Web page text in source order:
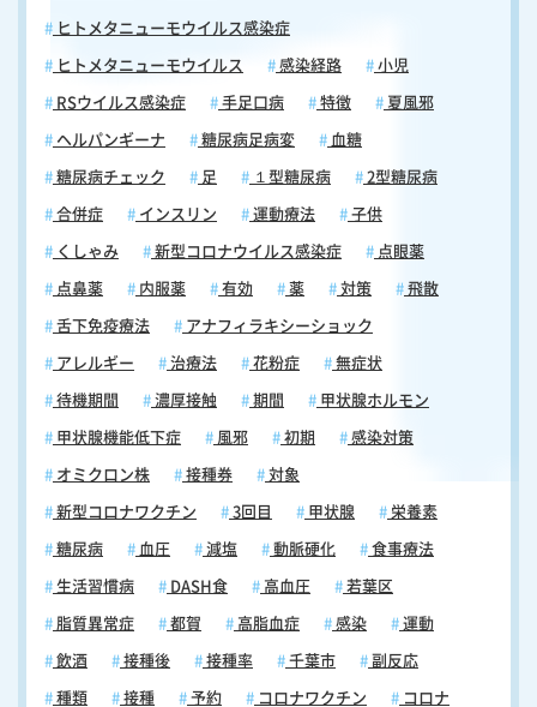
ヒトメタニューモウイルス感染症
ヒトメタニューモウイルス 感染経路 小児
RSウイルス感染症 手足口病 特徴 夏風邪
ヘルパンギーナ 糖尿病足病変 血糖
糖尿病チェック 足 １型糖尿病 2型糖尿病
合併症 インスリン 運動療法 子供
くしゃみ 新型コロナウイルス感染症 点眼薬
点鼻薬 内服薬 有効 薬 対策 飛散
舌下免疫療法 アナフィラキシーショック
アレルギー 治療法 花粉症 無症状
待機期間 濃厚接触 期間 甲状腺ホルモン
甲状腺機能低下症 風邪 初期 感染対策
オミクロン株 接種券 対象
新型コロナワクチン 3回目 甲状腺 栄養素
糖尿病 血圧 減塩 動脈硬化 食事療法
生活習慣病 DASH食 高血圧 若葉区
脂質異常症 都賀 高脂血症 感染 運動
飲酒 接種後 接種率 千葉市 副反応
種類 接種 予約 コロナワクチン コロナ